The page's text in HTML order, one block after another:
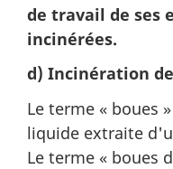
de travail de ses
incinérées.
d) Incinération
Le terme « boues
liquide extraite
Le terme « boues